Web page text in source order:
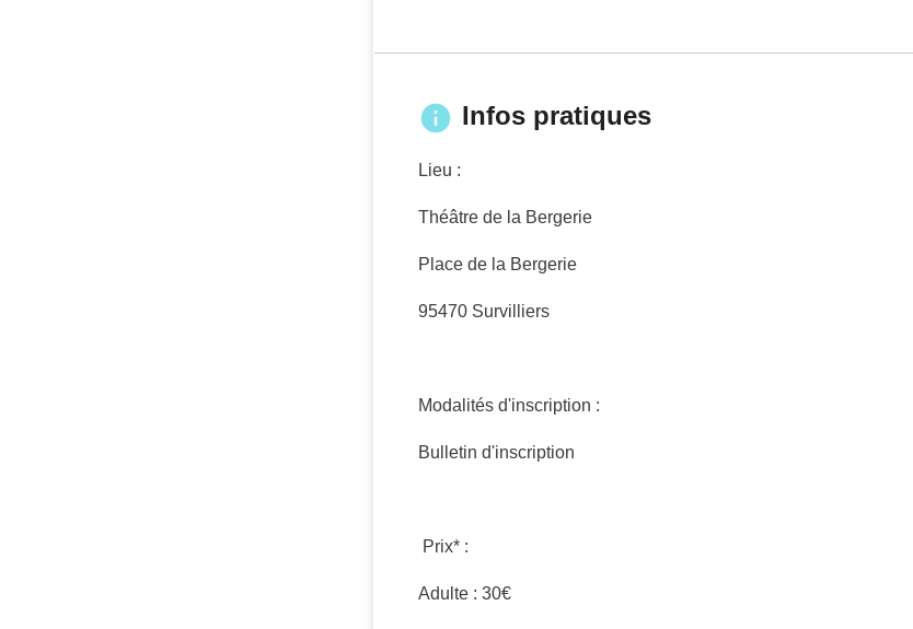
Infos pratiques
Lieu :
Théâtre de la Bergerie
Place de la Bergerie
95470 Survilliers
Modalités d'inscription :
Bulletin d'inscription
Prix* :
Adulte : 30€